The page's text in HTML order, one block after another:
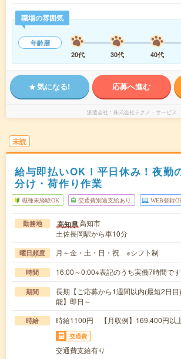
職場の雰囲気
年齢層
20代
30代 40代
気になる! 応募へ進む
派遣会社 株式会社テクノ・サービス
未読
給与即払いOK！平日休み！夜勤
分け・荷作り作業
職種未経験OK 交通費別途支給あり WEB登録
勤務地 高知県高知市
土佐長岡駅から車10分
曜日頻度 月～金・土・日・祝 ※シフト制
時間 16:00～0:00※表記のうち実働7時間です
期間
長期【ご応募から1週間以内(最短2日
能】即日～
時給 時給1100円 【月収例】169,400円以
交通費
交通費支給有り